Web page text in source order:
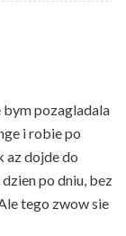
pozagladala
i robie po
az dojde do
po dniu, bez
tego zwow sie